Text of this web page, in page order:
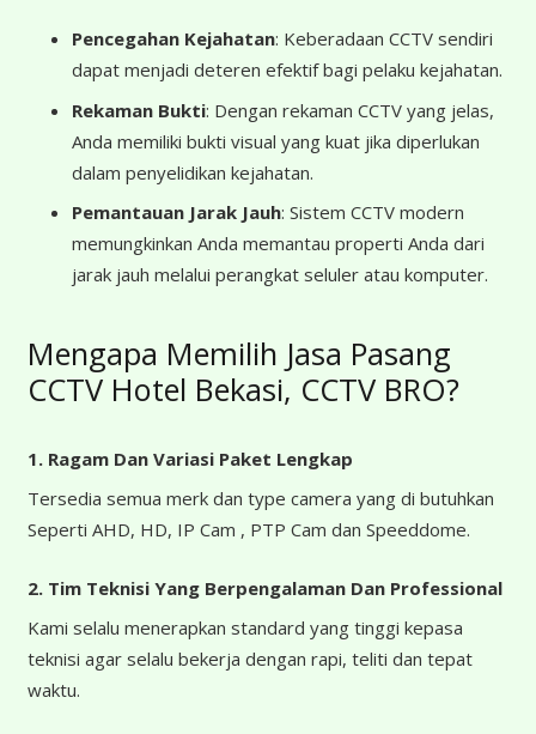
Pencegahan Kejahatan: Keberadaan CCTV sendiri
dapat menjadi deteren efektif bagi pelaku kejahatan.
Rekaman Bukti: Dengan rekaman CCTV yang jelas,
Anda memiliki bukti visual yang kuat jika diperlukan
dalam penyelidikan kejahatan.
Pemantauan Jarak Jauh: Sistem CCTV modern
memungkinkan Anda memantau properti Anda dari
jarak jauh melalui perangkat seluler atau komputer.
Mengapa Memilih Jasa Pasang
CCTV Hotel Bekasi, CCTV BRO?
1. Ragam Dan Variasi Paket Lengkap
Tersedia semua merk dan type camera yang di butuhkan
Seperti AHD, HD, IP Cam , PTP Cam dan Speeddome.
2. Tim Teknisi Yang Berpengalaman Dan Professional
Kami selalu menerapkan standard yang tinggi kepasa
teknisi agar selalu bekerja dengan rapi, teliti dan tepat
waktu.